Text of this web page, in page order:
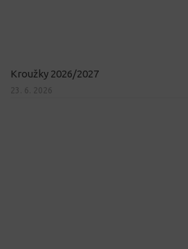
Kroužky 2026/2027
23. 6. 2026